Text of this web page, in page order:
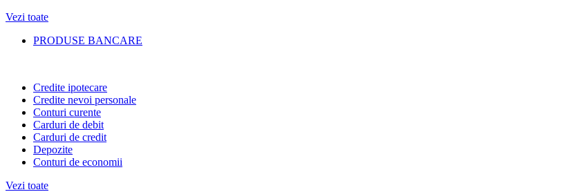
Vezi toate
PRODUSE BANCARE
Credite ipotecare
Credite nevoi personale
Conturi curente
Carduri de debit
Carduri de credit
Depozite
Conturi de economii
Vezi toate